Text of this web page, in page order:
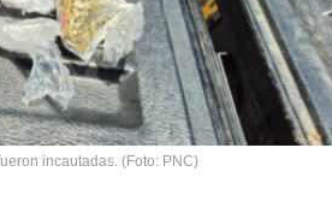
incautadas. (Foto: PNC)